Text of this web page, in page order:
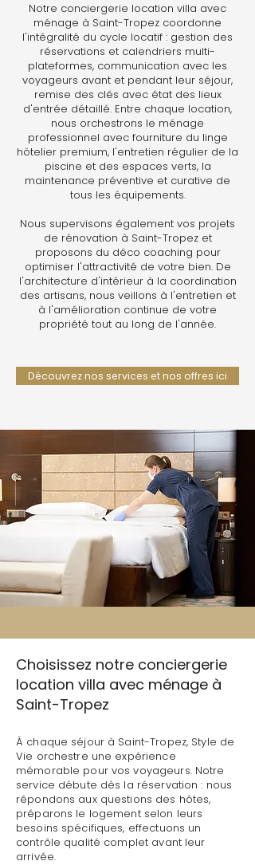
Notre conciergerie location villa avec
ménage à Saint-Tropez coordonne
l'intégralité du cycle locatif : gestion des
réservations et calendriers multi-
plateformes, communication avec les
voyageurs avant et pendant leur séjour,
remise des clés avec état des lieux
d'entrée détaillé. Entre chaque location,
nous orchestrons le ménage
professionnel avec fourniture du linge
hôtelier premium, l'entretien régulier de la
piscine et des espaces verts, la
maintenance préventive et curative de
tous les équipements.
Nous supervisons également vos projets
de rénovation à Saint-Tropez et
proposons du déco coaching pour
optimiser l'attractivité de votre bien. De
l'architecture d'intérieur à la coordination
des artisans, nous veillons à l'entretien et
à l'amélioration continue de votre
propriété tout au long de l'année.
Découvrez nos services et nos offres ici
Choisissez notre conciergerie
location villa avec ménage à
Saint-Tropez
À chaque séjour à Saint-Tropez, Style de
Vie orchestre une expérience
mémorable pour vos voyageurs. Notre
service débute dès la réservation : nous
répondons aux questions des hôtes,
préparons le logement selon leurs
besoins spécifiques, effectuons un
contrôle qualité complet avant leur
arrivée.